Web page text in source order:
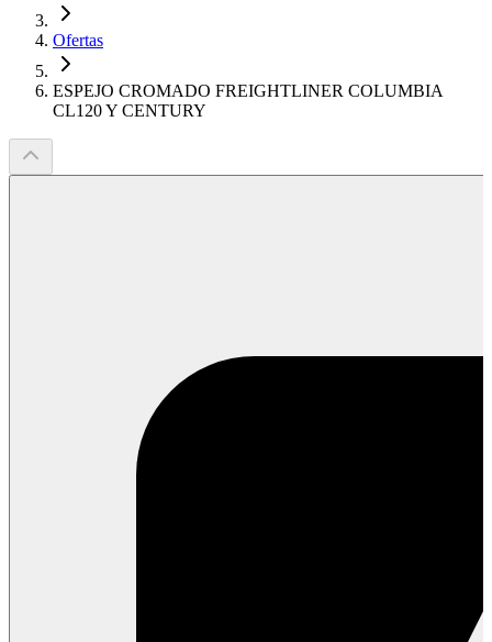
Ofertas
ESPEJO CROMADO FREIGHTLINER COLUMBIA
CL120 Y CENTURY